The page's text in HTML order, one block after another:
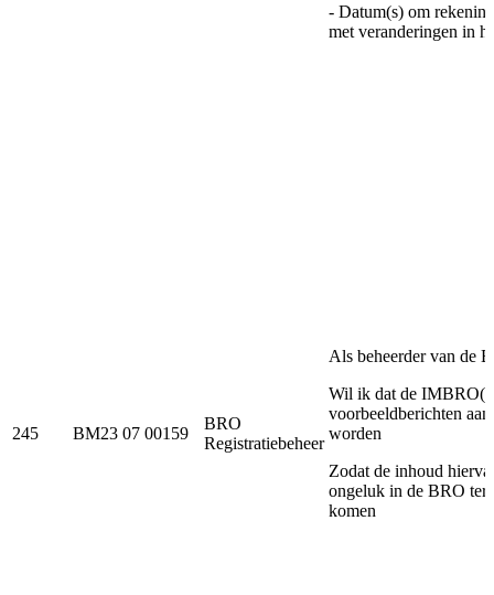
- Datum(s) om
met veranderingen in
245 BM23 07 00159
BRO
Registratiebeheer
Als beheerder van de
Wil ik dat de
voorbeeldberichten
worden
Zodat de inhoud
ongeluk in de BRO
komen